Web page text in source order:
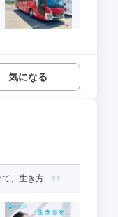
気になる
、生き方...